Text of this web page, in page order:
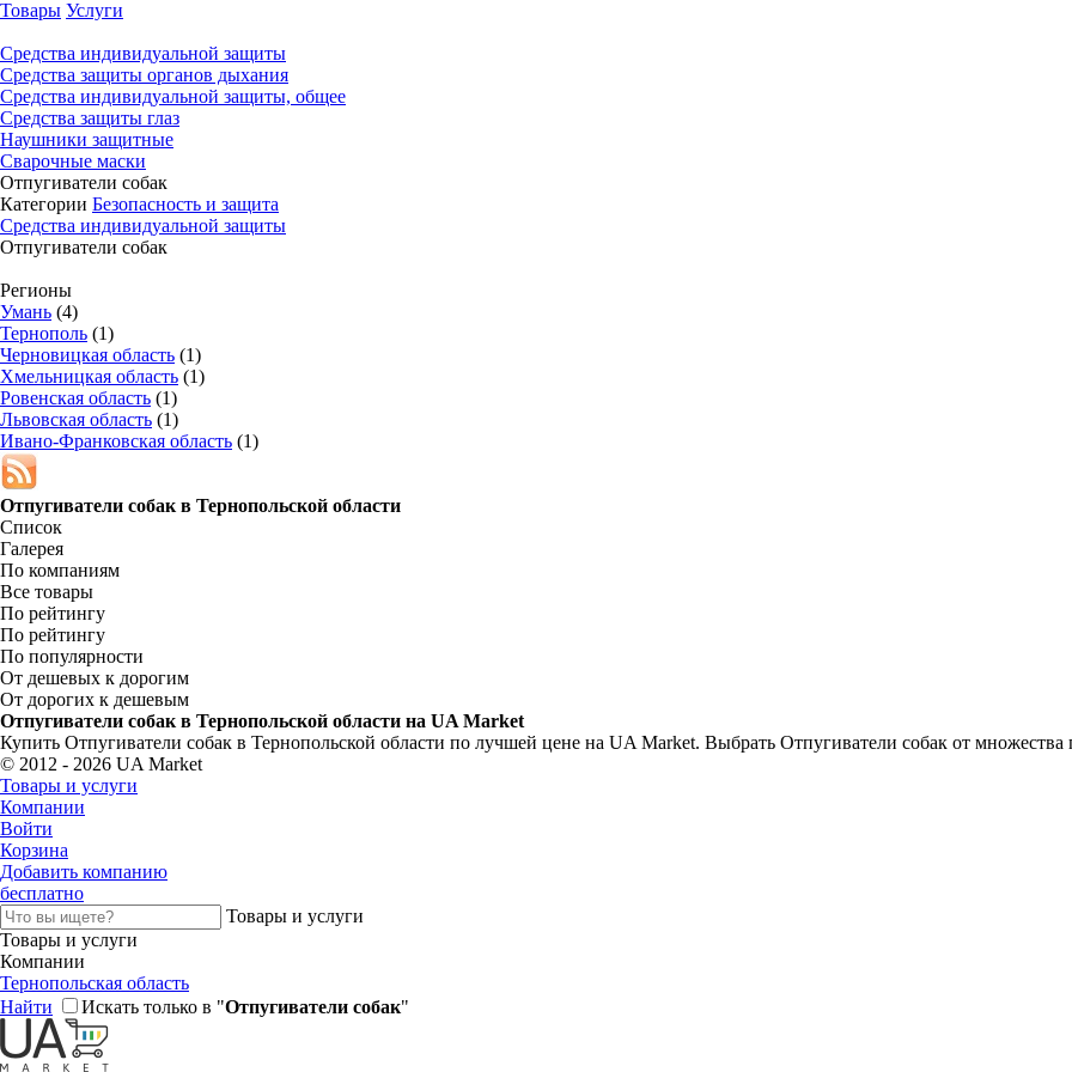
Товары Услуги
Средства индивидуальной защиты
Средства защиты органов дыхания
Средства индивидуальной защиты, общее
Средства защиты глаз
Наушники защитные
Сварочные маски
Отпугиватели собак
Категории Безопасность и защита
Средства индивидуальной защиты
Отпугиватели собак
Регионы
Умань (4)
Тернополь (1)
Черновицкая область (1)
Хмельницкая область (1)
Ровенская область (1)
Львовская область (1)
Ивано-Франковская область (1)
Отпугиватели собак в Тернопольской области
Список
Галерея
По компаниям
Все товары
По рейтингу
По рейтингу
По популярности
От дешевых к дорогим
От дорогих к дешевым
Отпугиватели собак в Тернопольской области на UA Market
Купить Отпугиватели собак в Тернопольской области по лучшей цене на UA Market. Выбрать Отпугиватели собак от множества
© 2012 - 2026 UA Market
Товары и услуги
Компании
Войти
Корзина
Добавить компанию
бесплатно
Товары и услуги
Товары и услуги
Компании
Тернопольская область
Найти
Искать только в "Отпугиватели собак"